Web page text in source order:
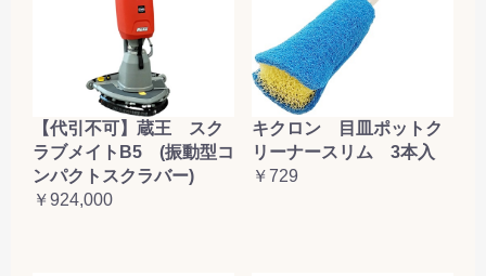
【代引不可】蔵王 スク
ラブメイトB5 (振動型コ
ンパクトスクラバー)
￥924,000
キクロン 目皿ポットク
リーナースリム 3本入
￥729